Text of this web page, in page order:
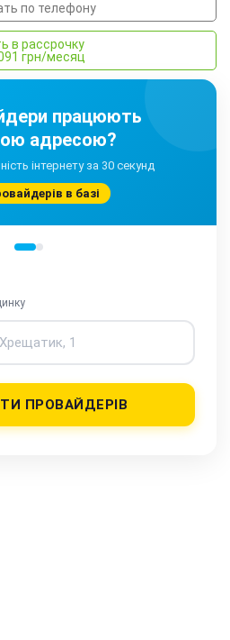
по телефону
в рассрочку
1091 грн/месяц
працюють
адресою?
інтернету за 30 секунд
в базі
ПРОВАЙДЕРІВ